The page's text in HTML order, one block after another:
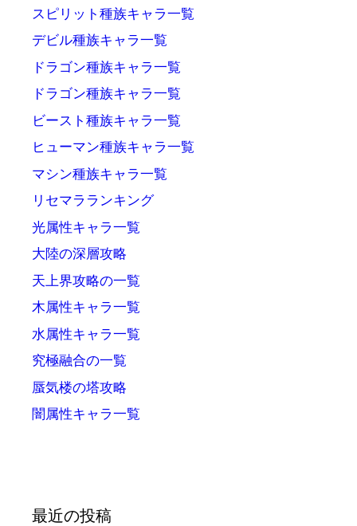
スピリット種族キャラ一覧
デビル種族キャラ一覧
ドラゴン種族キャラ一覧
ドラゴン種族キャラ一覧
ビースト種族キャラ一覧
ヒューマン種族キャラ一覧
マシン種族キャラ一覧
リセマラランキング
光属性キャラ一覧
大陸の深層攻略
天上界攻略の一覧
木属性キャラ一覧
水属性キャラ一覧
究極融合の一覧
蜃気楼の塔攻略
闇属性キャラ一覧
最近の投稿